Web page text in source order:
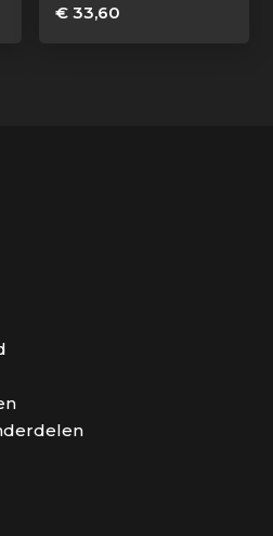
€ 33,60